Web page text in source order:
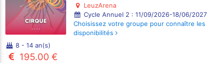
LeuzArena
Cycle Annuel 2 : 11/09/2026-18/06/2027
Choisissez votre groupe pour connaître les
disponibilités
8 - 14 an(s)
195.00 €